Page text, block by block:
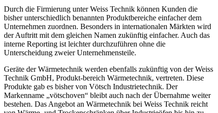
Durch die Firmierung unter Weiss Technik können Kunden die
bisher unterschiedlich benannten Produktbereiche einfacher dem
Unternehmen zuordnen. Besonders in internationalen Märkten wird
der Auftritt mit dem gleichen Namen zukünftig einfacher. Auch das
interne Reporting ist leichter durchzuführen ohne die
Unterscheidung zweier Unternehmensteile.
Geräte der Wärmetechnik werden ebenfalls zukünftig von der Weiss
Technik GmbH, Produkt-bereich Wärmetechnik, vertreten. Diese
Produkte gab es bisher von Vötsch Industrietechnik. Der
Markenname „vötschoven“ bleibt auch nach der Übernahme weiter
bestehen. Das Angebot an Wärmetechnik bei Weiss Technik reicht